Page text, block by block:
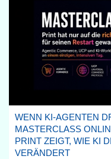
WENN KI-AGENTEN
MASTERCLASS
PRINT ZEIGT, WIE KI
VERÄNDERT